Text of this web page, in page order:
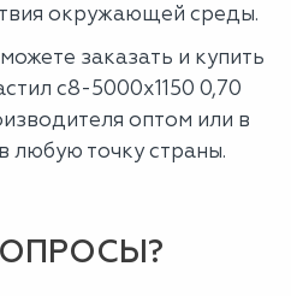
окружающей среды.
заказать и купить
с8-5000х1150 0,70
оптом или в
любую точку страны.